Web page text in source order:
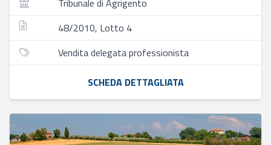
Tribunale di Agrigento
48/2010, Lotto 4
Vendita delegata professionista
SCHEDA DETTAGLIATA